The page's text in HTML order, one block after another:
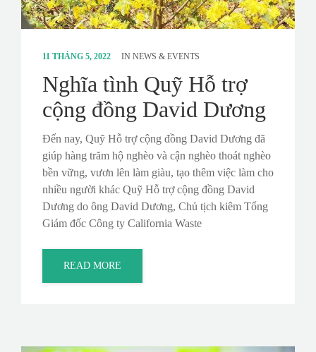
11 THÁNG 5, 2022 IN NEWS & EVENTS
Nghĩa tình Quỹ Hỗ trợ
cộng đồng David Dương
Đến nay, Quỹ Hỗ trợ cộng đồng David Dương đã
giúp hàng trăm hộ nghèo và cận nghèo thoát nghèo
bền vững, vươn lên làm giàu, tạo thêm việc làm cho
nhiều người khác Quỹ Hỗ trợ cộng đồng David
Dương do ông David Dương, Chủ tịch kiêm Tổng
Giám đốc Công ty California Waste
READ MORE